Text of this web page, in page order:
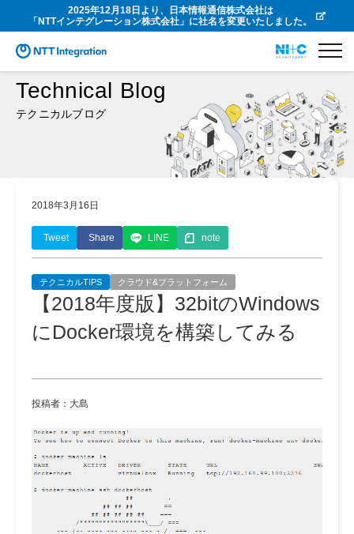
2025年12月18日より、日本情報通信株式会社は
「NTTインテグレーション株式会社」に社名を変更いたしました。
Technical Blog
テクニカルブログ
2018年3月16日
Tweet Share LINE note
テクニカルTIPS クラウド&プラットフォーム
【2018年度版】32bitのWindows
にDocker環境を構築してみる
投稿者：大島